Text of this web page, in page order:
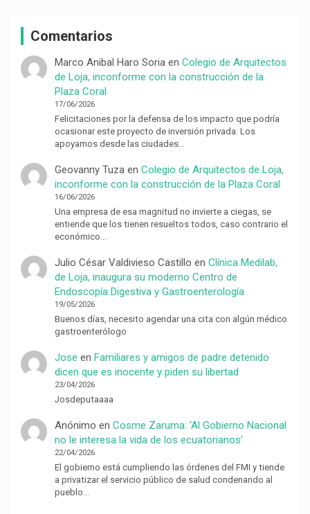
Comentarios
Marco Anibal Haro Soriaen Colegio de Arquitectos
de Loja, inconforme con la construcción de la
Plaza Coral
17/06/2026
Felicitaciones por la defensa de los impacto que podría
ocasionar este proyecto de inversión privada. Los
apoyamos desde las ciudades…
Geovanny Tuzaen Colegio de Arquitectos de Loja,
inconforme con la construcción de la Plaza Coral
16/06/2026
Una empresa de esa magnitud no invierte a ciegas, se
entiende que los tienen resueltos todos, caso contrario el
económico…
Julio César Valdivieso Castillo en Clínica Medilab,
de Loja, inaugura su moderno Centro de
Endoscopía Digestiva y Gastroenterología
19/05/2026
Buenos días, necesito agendar una cita con algún médico
gastroenterólogo
Jose en Familiares y amigos de padre detenido
dicen que es inocente y piden su libertad
23/04/2026
Josdeputaaaa
Anónimo en Cosme Zaruma: ‘Al Gobierno Nacional
no le interesa la vida de los ecuatorianos’
22/04/2026
El gobierno está cumpliendo las órdenes del FMI y tiende
a privatizar el servicio público de salud condenando al
pueblo…